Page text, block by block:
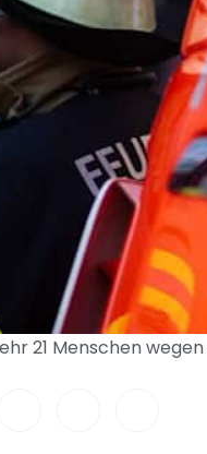
21 Menschen